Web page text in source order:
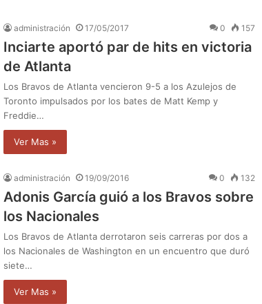
administración 17/05/2017 0 157
Inciarte aportó par de hits en victoria
de Atlanta
Los Bravos de Atlanta vencieron 9-5 a los Azulejos de
Toronto impulsados por los bates de Matt Kemp y
Freddie…
Ver Mas »
administración 19/09/2016 0 132
Adonis García guió a los Bravos sobre
los Nacionales
Los Bravos de Atlanta derrotaron seis carreras por dos a
los Nacionales de Washington en un encuentro que duró
siete…
Ver Mas »